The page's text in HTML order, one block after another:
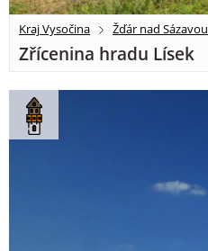
Kraj Vysočina Žďár nad Sázavou
Zřícenina hradu Lísek